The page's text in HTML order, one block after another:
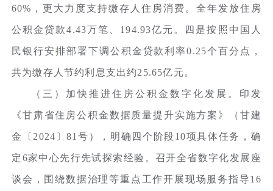
60%，更大力度支持缴存人住房消费。全年发放住房
公积金贷款4.43万笔、194.93亿元。四是按照中国人
民银行安排部署下调公积金贷款利率0.25个百分点，
共为缴存人节约利息支出约25.65亿元。
（三）加快推进住房公积金数字化发展。印发
《甘肃省住房公积金数据质量提升实施方案》（甘建
金〔2024〕81号），明确四个阶段10项具体任务，确
定6家中心先行先试探索经验。召开全省数字化发展座
谈会，围绕数据治理等重点工作开展现场服务指导16